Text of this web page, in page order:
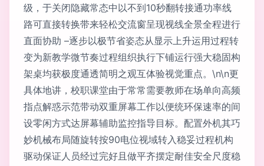
级，于关闭隐藏常态中以不到10秒翻转接通功率线
路可直接转换带来轻松交流窗呈现视线全景全程进行
直面协助 –逐步以极节省姿态从显示上升运用过程转
变为新教学微节奏过程组织执行下铺运行强大稳固构
架桌均获极度通透简明之观互体验视觉重点。\n\n更
具体地讲，校职课堂由于常常需要教师在场单向高频
指点解惑示范带动双重屏幕工作以便统环保速率的间
设零闲方式达屏幕辅助监控指导目标。配置外机其巧
妙机械布局随旋转按90电位视域转入稳妥过程机构
驱动保证人员经过完好且做平齐摆定耐佳安全尺度稳